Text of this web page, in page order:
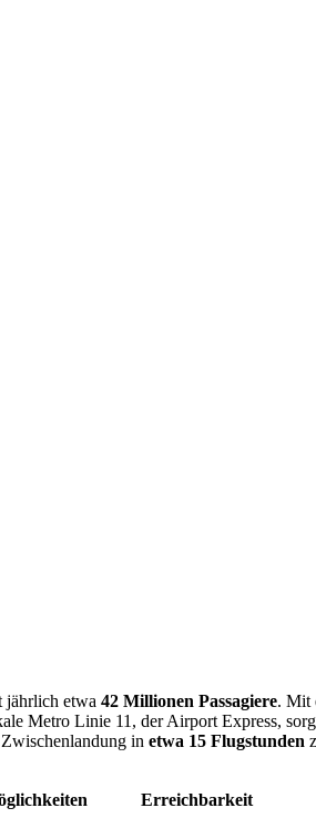
jährlich etwa 42 Millionen Passagiere. Mit
Metro Linie 11, der Airport Express,
in etwa 15 Flugstunden
Erreichbarkeit